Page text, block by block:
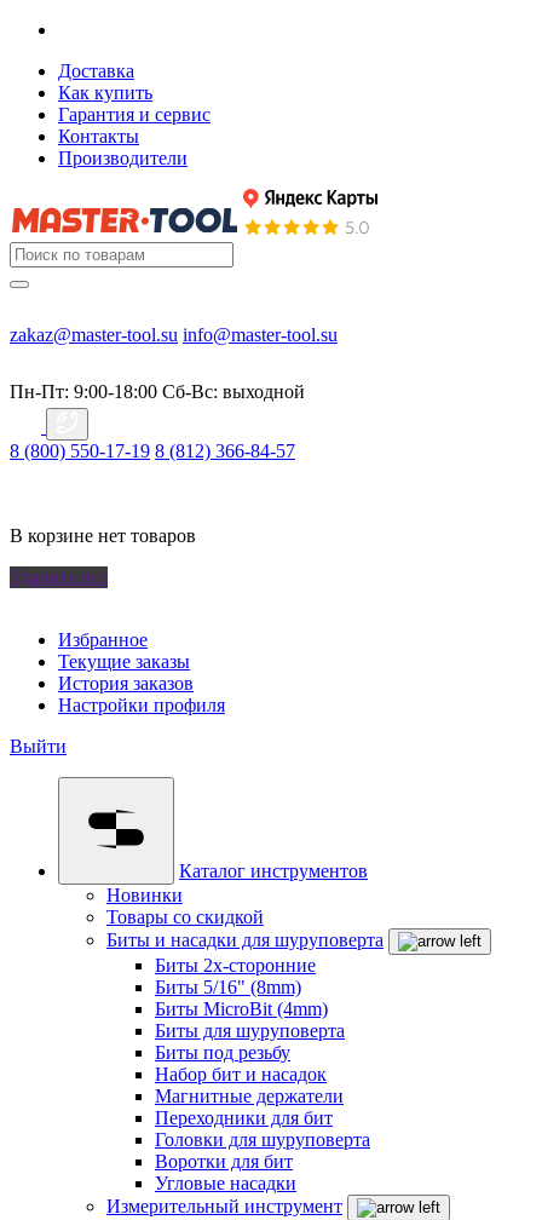
Доставка
Как купить
Гарантия и сервис
Контакты
Производители
zakaz@master-tool.su info@master-tool.su
Пн-Пт: 9:00-18:00 Cб-Вс: выходной
8 (800) 550-17-19 8 (812) 366-84-57
В корзине нет товаров
Удалить все
Избранное
Текущие заказы
История заказов
Настройки профиля
Выйти
Каталог инструментов
Новинки
Товары со скидкой
Биты и насадки для шуруповерта
Биты 2х-сторонние
Биты 5/16" (8mm)
Биты MicroBit (4mm)
Биты для шуруповерта
Биты под резьбу
Набор бит и насадок
Магнитные держатели
Переходники для бит
Головки для шуруповерта
Воротки для бит
Угловые насадки
Измерительный инструмент